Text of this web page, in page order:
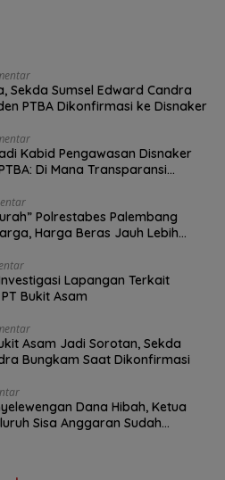
Sekda Sumsel Edward Candra
PTBA Dikonfirmasi ke Disnaker
Kabid Pengawasan Disnaker
Di Mana Transparansi
Polrestabes Palembang
Harga Beras Jauh Lebih
Lapangan Terkait
Bukit Asam
Asam Jadi Sorotan, Sekda
Bungkam Saat Dikonfirmasi
Dana Hibah, Ketua
Sisa Anggaran Sudah